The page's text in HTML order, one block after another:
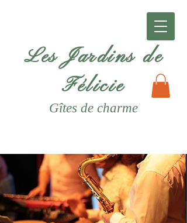
Les Jardins de
Félicie
Gîtes de charme